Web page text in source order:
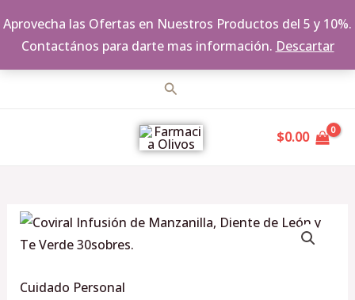
Aprovecha las Ofertas en Nuestros Productos del 5 y 10%.
Contactános para darte mas información. Descartar
Buscar
$0.00
Cuidado Personal
Coviral
Infusión
Manzanilla,